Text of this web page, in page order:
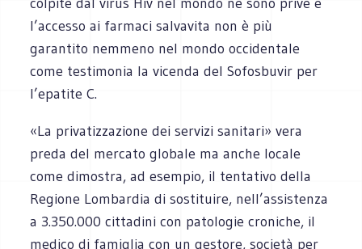
l’accesso ai farmaci salvavita non è più
garantito nemmeno nel mondo occidentale
come testimonia la vicenda del Sofosbuvir per
l’epatite C.
«La privatizzazione dei servizi sanitari» vera
preda del mercato globale ma anche locale
come dimostra, ad esempio, il tentativo della
Regione Lombardia di sostituire, nell’assistenza
a 3.350.000 cittadini con patologie croniche, il
medico di famiglia con un gestore, società per